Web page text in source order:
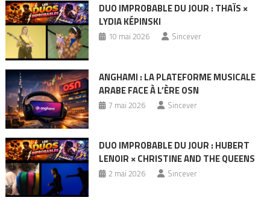
DUO IMPROBABLE DU JOUR : THAÏS ×
LYDIA KÉPINSKI
10 mai 2026 Sincever
ANGHAMI : LA PLATEFORME MUSICALE
ARABE FACE À L’ÈRE OSN
7 mai 2026 Sincever
DUO IMPROBABLE DU JOUR : HUBERT
LENOIR × CHRISTINE AND THE QUEENS
2 mai 2026 Sincever